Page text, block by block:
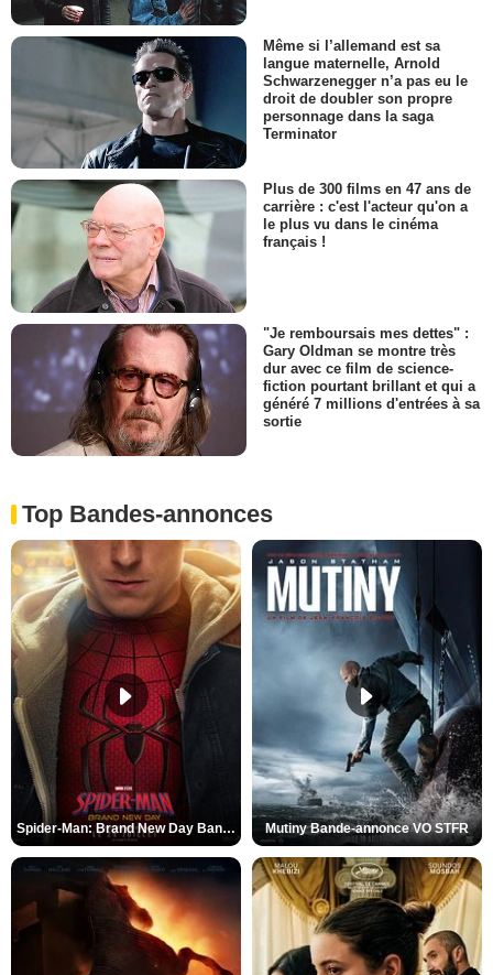
Même si l’allemand est sa
langue maternelle, Arnold
Schwarzenegger n’a pas eu le
droit de doubler son propre
personnage dans la saga
Terminator
Plus de 300 films en 47 ans de
carrière : c'est l'acteur qu'on a
le plus vu dans le cinéma
français !
"Je remboursais mes dettes" :
Gary Oldman se montre très
dur avec ce film de science-
fiction pourtant brillant et qui a
généré 7 millions d'entrées à sa
sortie
Top Bandes-annonces
Spider-Man: Brand New Day Bande-annonce VO STFR Mutiny Bande-annonce VO STFR